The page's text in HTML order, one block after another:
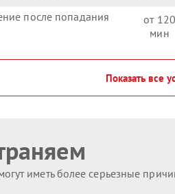
после попадания
120
Показать все
иметь более серьезные